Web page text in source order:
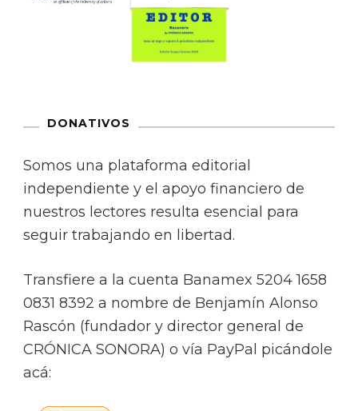
DONATIVOS
Somos una plataforma editorial
independiente y el apoyo financiero de
nuestros lectores resulta esencial para
seguir trabajando en libertad.
Transfiere a la cuenta Banamex 5204 1658
0831 8392 a nombre de Benjamín Alonso
Rascón (fundador y director general de
CRÓNICA SONORA) o vía PayPal picándole
acá: